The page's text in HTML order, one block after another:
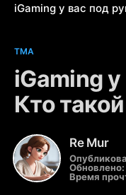
iGaming у вас под
TMA
iGaming
Кто
Re Mur
Обновлено:
Время